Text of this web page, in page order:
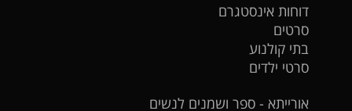
דוחות אינסטגרם
סרטים
בתי קולנוע
סרטי ילדים
אורייתא - ספר ושמנים לנשים